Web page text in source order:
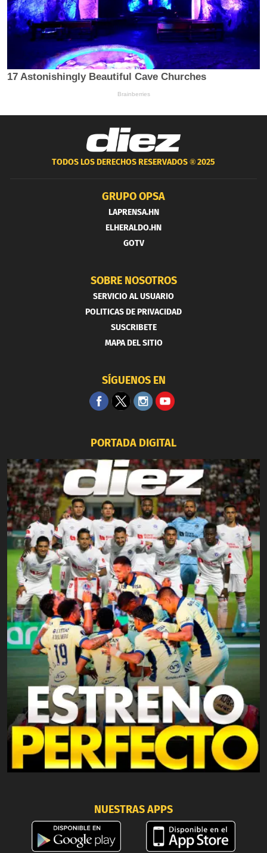
TODOS LOS DERECHOS RESERVADOS ®2025
GRUPO OPSA
LAPRENSA.HN
ELHERALDO.HN
GOTV
SOBRE NOSOTROS
SERVICIO AL USUARIO
POLITICAS DE PRIVACIDAD
SUSCRIBETE
MAPA DEL SITIO
SÍGUENOS EN
PORTADA DIGITAL
NUESTRAS APPS